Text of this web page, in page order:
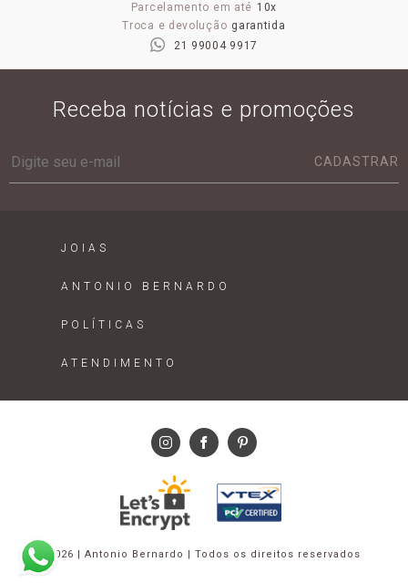
Parcelamento em até 10x
Troca e devolução garantida
21 99004 9917
Receba notícias e promoções
CADASTRAR
JOIAS
ANTONIO BERNARDO
POLÍTICAS
ATENDIMENTO
2026 | Antonio Bernardo | Todos os direitos reservados